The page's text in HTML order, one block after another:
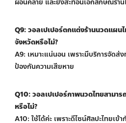
Q9: วอลเปเปอร์ตกแต่งร้านนวดแผนไ
จังหวัดหรือไม่?
A9: เหมาะแน่นอน เพราะมีบริการจัดส่
ป้องกันความเสียหาย
Q10: วอลเปเปอร์ภาพนวดไทยสามาร
หรือไม่?
A10: ใช้ได้ค่ะ เพราะดีไซน์ศิลปะไทยเข้